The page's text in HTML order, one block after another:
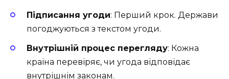
Підписання угоди: Перший крок. Держави
погоджуються з текстом угоди.
Внутрішній процес перегляду: Кожна
країна перевіряє, чи угода відповідає
внутрішнім законам.